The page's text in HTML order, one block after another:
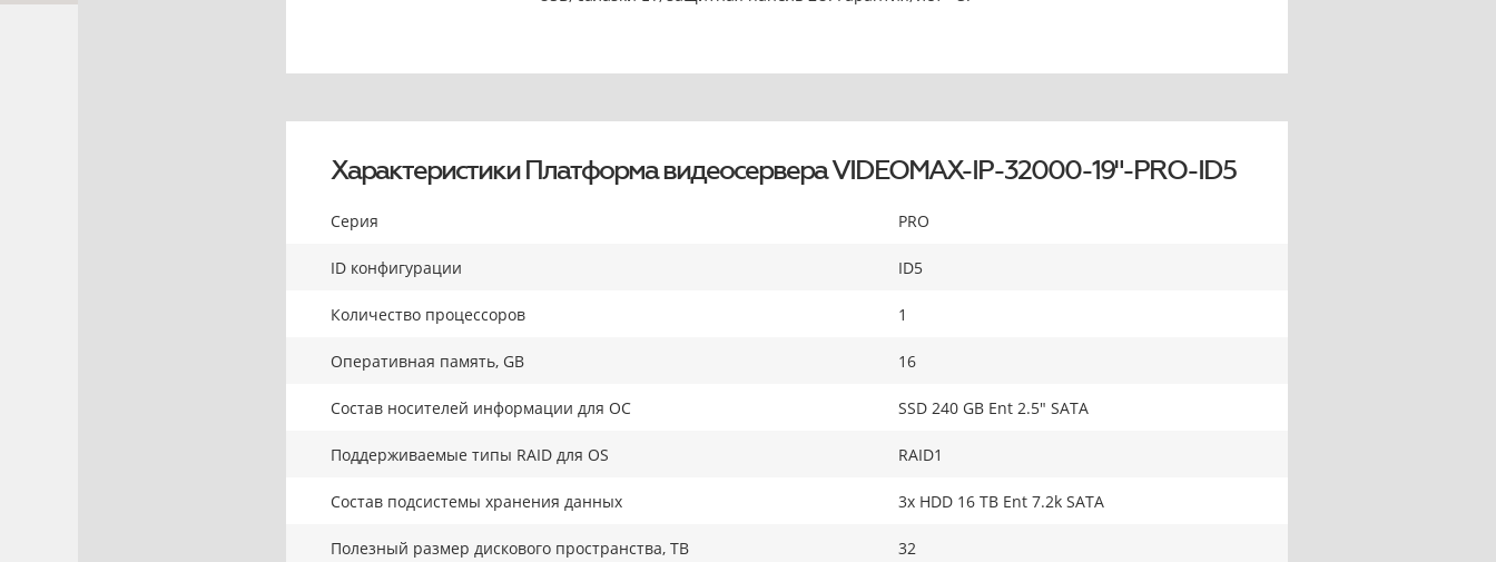
Характеристики Платформа видеосервера VIDEOMAX-IP-32000-19"-PRO-ID5
Серия PRO
ID конфигурации ID5
Количество процессоров 1
Оперативная память, GB 16
Состав носителей информации для ОС SSD 240 GB Ent 2.5" SATA
Поддерживаемые типы RAID для OS RAID1
Состав подсистемы хранения данных 3x HDD 16 TB Ent 7.2k SATA
Полезный размер дискового пространства, TB 32